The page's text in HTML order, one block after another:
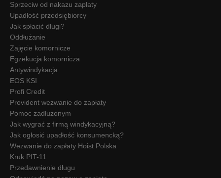
Sprzeciw od nakazu zapłaty
Upadłość przedsiębiorcy
Jak spłacić długi?
Oddłużanie
Zajęcie komornicze
Egzekucja komornicza
Antywindykacja
EOS KSI
Profi Credit
Provident wezwanie do zapłaty
Pomoc zadłużonym
Jak wygrać z firmą windykacyjną?
Jak ogłosić upadłość konsumencką?
Wezwanie do zapłaty Hoist Polska
Kruk PIT-11
Przedawnienie długu